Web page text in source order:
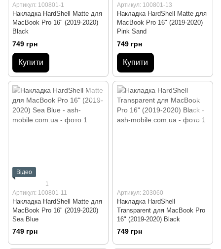
Артикул: 100801-1
Накладка HardShell Matte для
MacBook Pro 16" (2019-2020)
Black
749 грн
Купити
Артикул: 100801-13
Накладка HardShell Matte для
MacBook Pro 16" (2019-2020)
Pink Sand
749 грн
Купити
Відео
1
Артикул: 100801-11
Накладка HardShell Matte для
MacBook Pro 16" (2019-2020)
Sea Blue
749 грн
Артикул: 203060
Накладка HardShell
Transparent для MacBook Pro
16" (2019-2020) Black
749 грн